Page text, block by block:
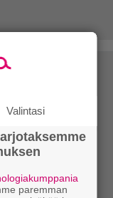
Valintasi
paremman